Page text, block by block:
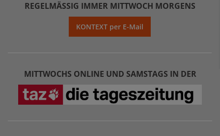
REGELMÄSSIG IMMER MITTWOCH MORGENS
KONTEXT per E-Mail
MITTWOCHS ONLINE UND SAMSTAGS IN DER